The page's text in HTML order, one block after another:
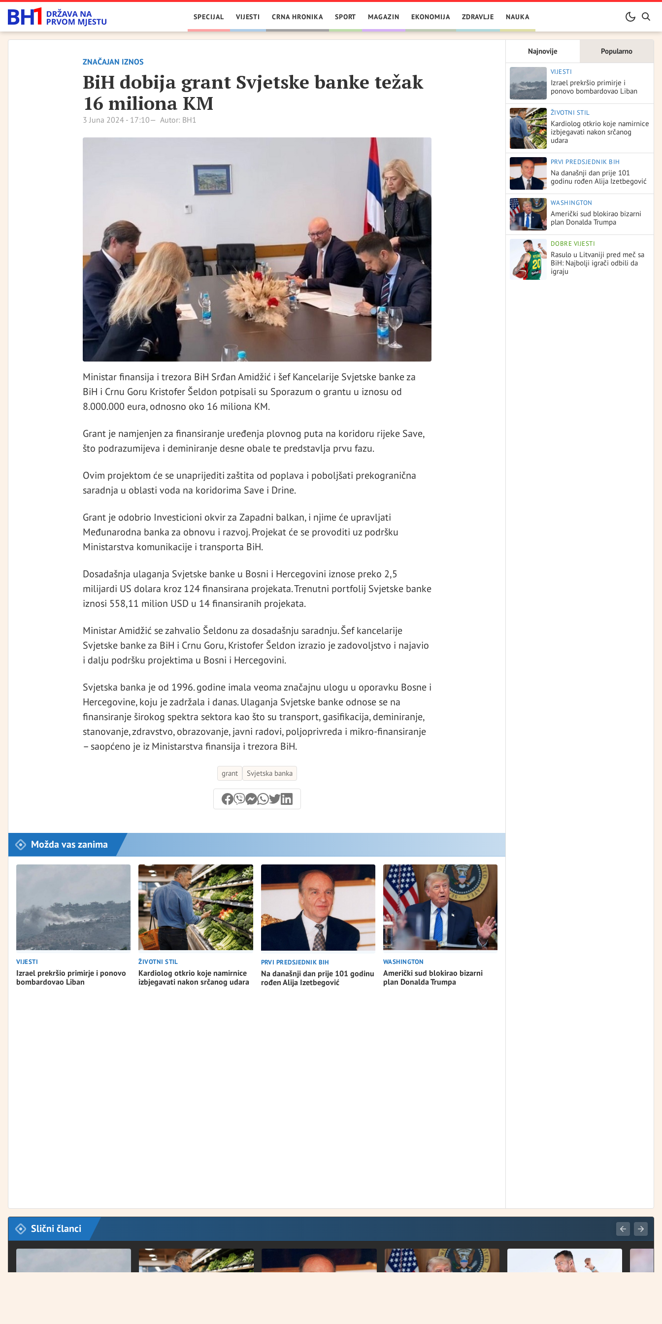
SPECIJAL VIJESTI CRNA HRONIKA SPORT MAGAZIN EKONOMIJA ZDRAVLJE NAUKA
ZNAČAJAN IZNOS
BiH dobija grant Svjetske banke težak
16 miliona KM
3 Juna 2024 - 17:10 Autor: BH1
Ministar finansija i trezora BiH Srđan Amidžić i šef Kancelarije Svjetske banke za
BiH i Crnu Goru Kristofer Šeldon potpisali su Sporazum o grantu u iznosu od
8.000.000 eura, odnosno oko 16 miliona KM.
Grant je namjenjen za finansiranje uređenja plovnog puta na koridoru rijeke Save,
što podrazumijeva i deminiranje desne obale te predstavlja prvu fazu.
Ovim projektom će se unaprijediti zaštita od poplava i poboljšati prekogranična
saradnja u oblasti voda na koridorima Save i Drine.
Grant je odobrio Investicioni okvir za Zapadni balkan, i njime će upravljati
Međunarodna banka za obnovu i razvoj. Projekat će se provoditi uz podršku
Ministarstva komunikacije i transporta BiH.
Dosadašnja ulaganja Svjetske banke u Bosni i Hercegovini iznose preko 2,5
milijardi US dolara kroz 124 finansirana projekata. Trenutni portfolij Svjetske banke
iznosi 558,11 milion USD u 14 finansiranih projekata.
Ministar Amidžić se zahvalio Šeldonu za dosadašnju saradnju. Šef kancelarije
Svjetske banke za BiH i Crnu Goru, Kristofer Šeldon izrazio je zadovoljstvo i najavio
i dalju podršku projektima u Bosni i Hercegovini.
Svjetska banka je od 1996. godine imala veoma značajnu ulogu u oporavku Bosne i
Hercegovine, koju je zadržala i danas. Ulaganja Svjetske banke odnose se na
finansiranje širokog spektra sektora kao što su transport, gasifikacija, deminiranje,
stanovanje, zdravstvo, obrazovanje, javni radovi, poljoprivreda i mikro-finansiranje
– saopćeno je iz Ministarstva finansija i trezora BiH.
grant Svjetska banka
Možda vas zanima
VIJESTI
Izrael prekršio primirje i ponovo
bombardovao Liban
ŽIVOTNI STIL
Kardiolog otkrio koje namirnice
izbjegavati nakon srčanog udara
PRVI PREDSJEDNIK BIH
Na današnji dan prije 101 godinu
rođen Alija Izetbegović
WASHINGTON
Američki sud blokirao bizarni
plan Donalda Trumpa
Najnovije Popularno
VIJESTI
Izrael prekršio primirje i
ponovo bombardovao Liban
ŽIVOTNI STIL
Kardiolog otkrio koje namirnice
izbjegavati nakon srčanog
udara
PRVI PREDSJEDNIK BIH
Na današnji dan prije 101
godinu rođen Alija Izetbegović
WASHINGTON
Američki sud blokirao bizarni
plan Donalda Trumpa
DOBRE VIJESTI
Rasulo u Litvaniji pred meč sa
BiH: Najbolji igrači odbili da
igraju
Slični članci